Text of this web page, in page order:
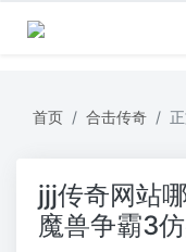
首页 合击传奇
jjj传奇网站
魔兽争霸3